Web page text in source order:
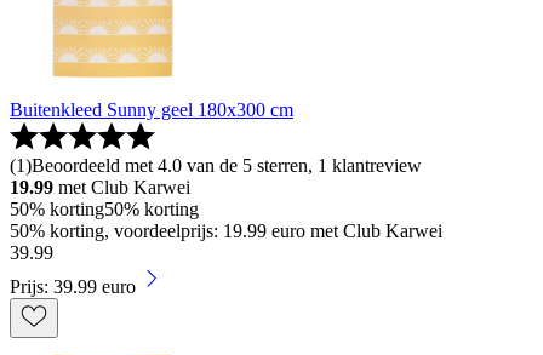
Buitenkleed Sunny geel 180x300 cm
(1)Beoordeeld met 4.0 van de 5 sterren, 1 klantreview
19.99 met Club Karwei
50% korting50% korting
50% korting, voordeelprijs: 19.99 euro met Club Karwei
39.99
Prijs: 39.99 euro